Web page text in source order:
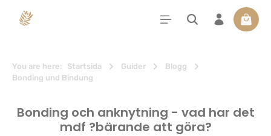
You are here: Startsida Guider
Blogg
Bonding und Bindung
Bonding och anknytning - vad har det
mdf ?bärande att göra?